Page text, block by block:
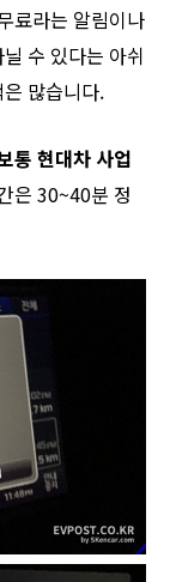
료라는 알림이나
수 있다는 아쉬
많습니다.
통 현대차 사업
은 30~40분 정